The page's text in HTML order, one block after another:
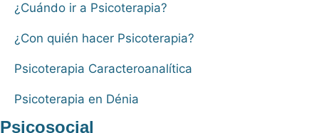
¿Cuándo ir a Psicoterapia?
¿Con quién hacer Psicoterapia?
Psicoterapia Caracteroanalítica
Psicoterapia en Dénia
Psicosocial